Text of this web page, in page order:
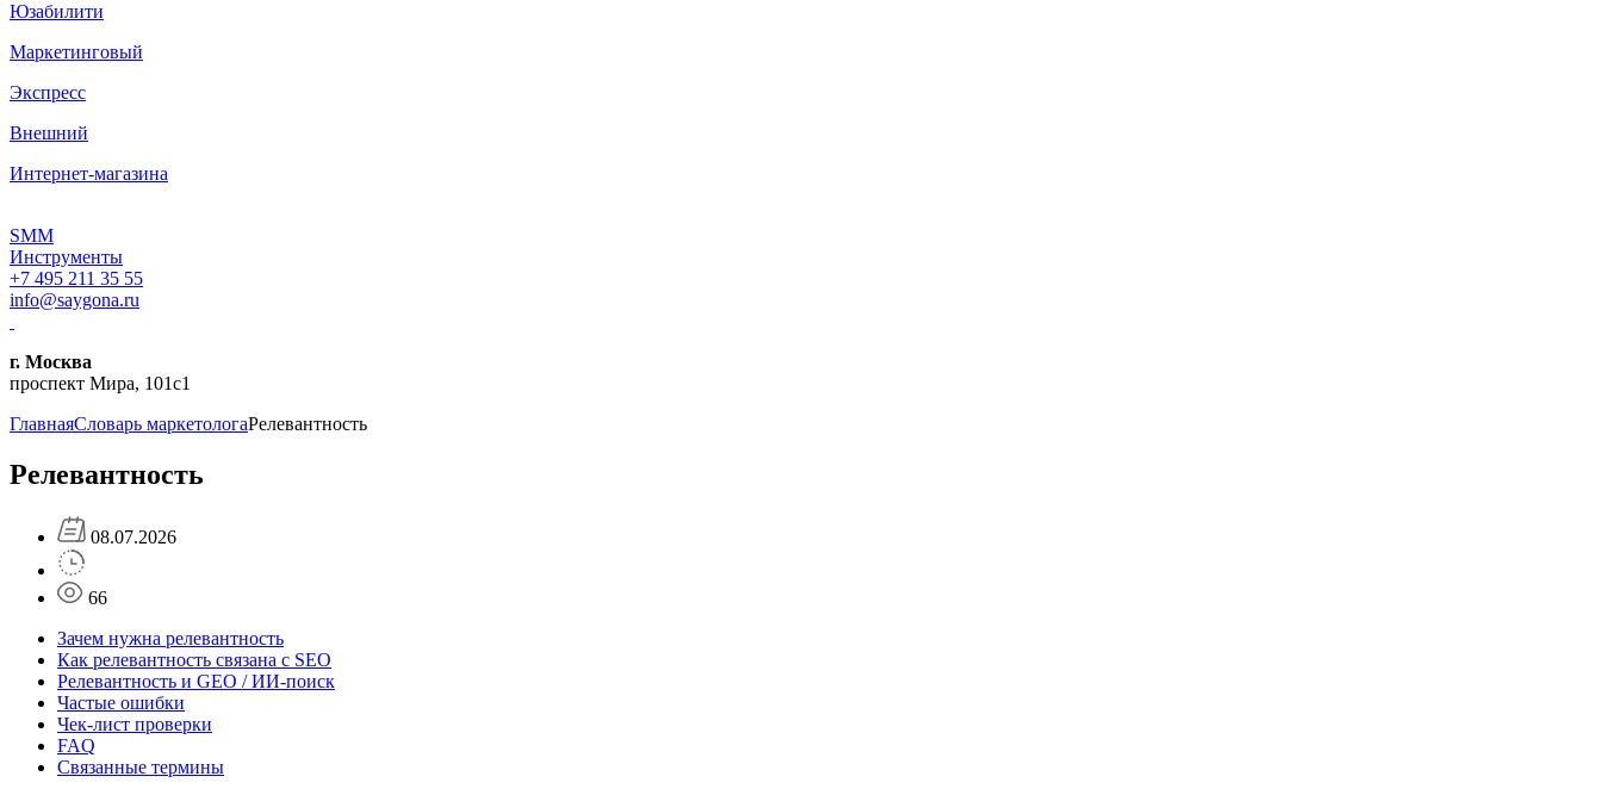
Юзабилити
Маркетинговый
Экспресс
Внешний
Интернет-магазина
SMM
Инструменты
+7 495 211 35 55
info@saygona.ru
г. Москва
проспект Мира, 101с1
ГлавнаяСловарь маркетологаРелевантность
Релевантность
08.07.2026
66
Зачем нужна релевантность
Как релевантность связана с SEO
Релевантность и GEO / ИИ-поиск
Частые ошибки
Чек-лист проверки
FAQ
Связанные термины